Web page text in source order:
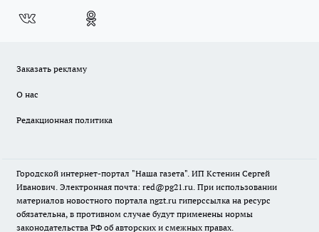
Заказать рекламу
О нас
Редакционная политика
Городской интернет-портал "Наша газета". ИП Кстенин Сергей
Иванович. Электронная почта: red@pg21.ru. При использовании
материалов новостного портала ngzt.ru гиперссылка на ресурс
обязательна, в противном случае будут применены нормы
законодательства РФ об авторских и смежных правах.